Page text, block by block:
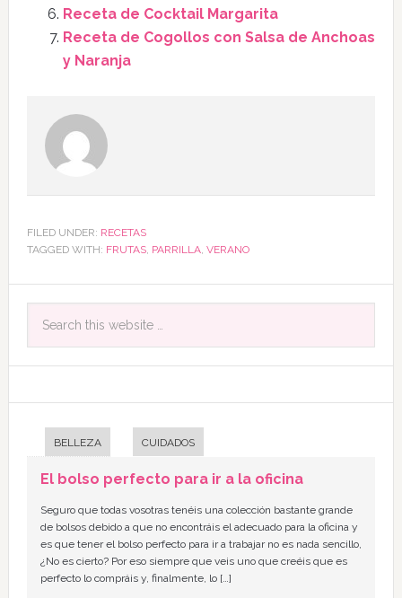
Receta de Cocktail Margarita
Receta de Cogollos con Salsa de Anchoas
y Naranja
FILED UNDER: RECETAS
TAGGED WITH: FRUTAS, PARRILLA, VERANO
BELLEZA CUIDADOS
El bolso perfecto para ir a la oficina
Seguro que todas vosotras tenéis una colección bastante grande
de bolsos debido a que no encontráis el adecuado para la oficina y
es que tener el bolso perfecto para ir a trabajar no es nada sencillo,
¿No es cierto? Por eso siempre que veis uno que creéis que es
perfecto lo compráis y, finalmente, lo […]